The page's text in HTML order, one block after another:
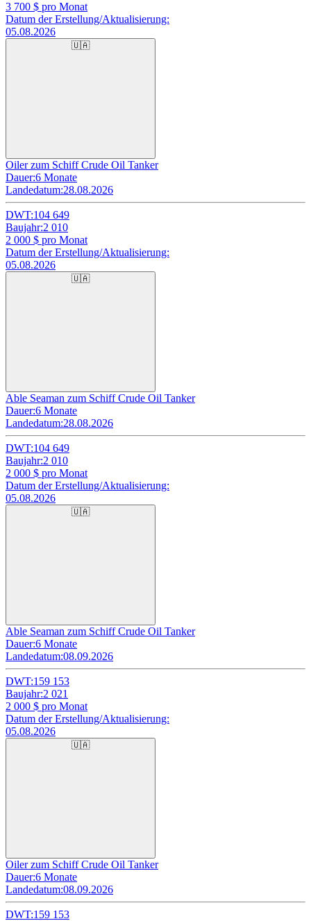
3 700 $ pro Monat
Datum der Erstellung/Aktualisierung:
05.08.2026
🇺🇦
Oiler zum Schiff Crude Oil Tanker
Dauer:6 Monate
Landedatum:28.08.2026
DWT:104 649
Baujahr:2 010
2 000 $ pro Monat
Datum der Erstellung/Aktualisierung:
05.08.2026
🇺🇦
Able Seaman zum Schiff Crude Oil Tanker
Dauer:6 Monate
Landedatum:28.08.2026
DWT:104 649
Baujahr:2 010
2 000 $ pro Monat
Datum der Erstellung/Aktualisierung:
05.08.2026
🇺🇦
Able Seaman zum Schiff Crude Oil Tanker
Dauer:6 Monate
Landedatum:08.09.2026
DWT:159 153
Baujahr:2 021
2 000 $ pro Monat
Datum der Erstellung/Aktualisierung:
05.08.2026
🇺🇦
Oiler zum Schiff Crude Oil Tanker
Dauer:6 Monate
Landedatum:08.09.2026
DWT:159 153